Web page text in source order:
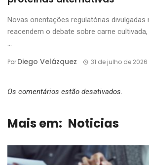
Novas orientações regulatórias divulgadas
reacendem o debate sobre carne
...
PorDiego Velázquez 31 de julho de 2026
Os comentários estão desativados.
Mais em: Noticias